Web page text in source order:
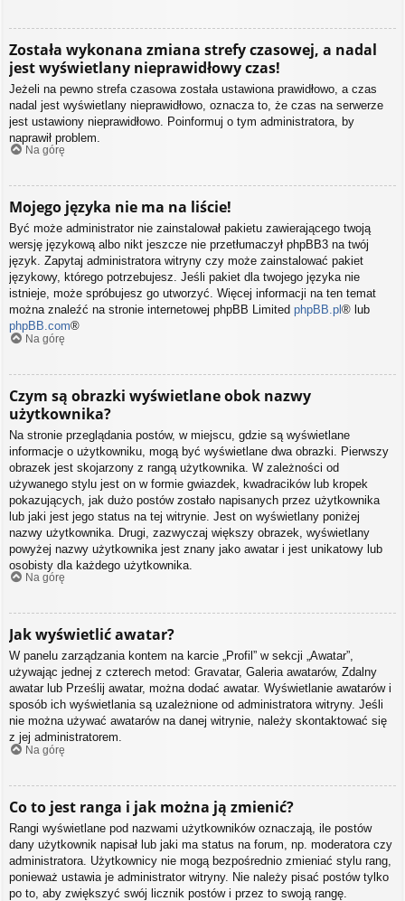
Została wykonana zmiana strefy czasowej, a nadal
jest wyświetlany nieprawidłowy czas!
Jeżeli na pewno strefa czasowa została ustawiona prawidłowo, a czas
nadal jest wyświetlany nieprawidłowo, oznacza to, że czas na serwerze
jest ustawiony nieprawidłowo. Poinformuj o tym administratora, by
naprawił problem.
Na górę
Mojego języka nie ma na liście!
Być może administrator nie zainstalował pakietu zawierającego twoją
wersję językową albo nikt jeszcze nie przetłumaczył phpBB3 na twój
język. Zapytaj administratora witryny czy może zainstalować pakiet
językowy, którego potrzebujesz. Jeśli pakiet dla twojego języka nie
istnieje, może spróbujesz go utworzyć. Więcej informacji na ten temat
można znaleźć na stronie internetowej phpBB Limited phpBB.pl ® lub
phpBB.com®
Na górę
Czym są obrazki wyświetlane obok nazwy
użytkownika?
Na stronie przeglądania postów, w miejscu, gdzie są wyświetlane
informacje o użytkowniku, mogą być wyświetlane dwa obrazki. Pierwszy
obrazek jest skojarzony z rangą użytkownika. W zależności od
używanego stylu jest on w formie gwiazdek, kwadracików lub kropek
pokazujących, jak dużo postów zostało napisanych przez użytkownika
lub jaki jest jego status na tej witrynie. Jest on wyświetlany poniżej
nazwy użytkownika. Drugi, zazwyczaj większy obrazek, wyświetlany
powyżej nazwy użytkownika jest znany jako awatar i jest unikatowy lub
osobisty dla każdego użytkownika.
Na górę
Jak wyświetlić awatar?
W panelu zarządzania kontem na karcie „Profil” w sekcji „Awatar”,
używając jednej z czterech metod: Gravatar, Galeria awatarów, Zdalny
awatar lub Prześlij awatar, można dodać awatar. Wyświetlanie awatarów i
sposób ich wyświetlania są uzależnione od administratora witryny. Jeśli
nie można używać awatarów na danej witrynie, należy skontaktować się
z jej administratorem.
Na górę
Co to jest ranga i jak można ją zmienić?
Rangi wyświetlane pod nazwami użytkowników oznaczają, ile postów
dany użytkownik napisał lub jaki ma status na forum, np. moderatora czy
administratora. Użytkownicy nie mogą bezpośrednio zmieniać stylu rang,
ponieważ ustawia je administrator witryny. Nie należy pisać postów tylko
po to, aby zwiększyć swój licznik postów i przez to swoją rangę.